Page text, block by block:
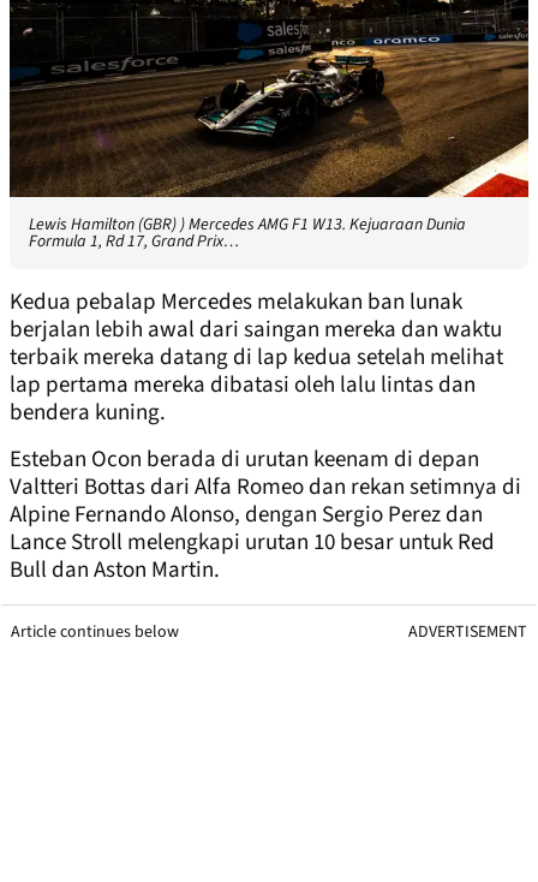
Lewis Hamilton (GBR) ) Mercedes AMG F1 W13. Kejuaraan Dunia
Formula 1, Rd 17, Grand Prix…
Kedua pebalap Mercedes melakukan ban lunak
berjalan lebih awal dari saingan mereka dan waktu
terbaik mereka datang di lap kedua setelah melihat
lap pertama mereka dibatasi oleh lalu lintas dan
bendera kuning.
Esteban Ocon berada di urutan keenam di depan
Valtteri Bottas dari Alfa Romeo dan rekan setimnya di
Alpine Fernando Alonso, dengan Sergio Perez dan
Lance Stroll melengkapi urutan 10 besar untuk Red
Bull dan Aston Martin.
Article continues below ADVERTISEMENT